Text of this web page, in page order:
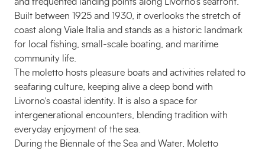
Built between 1925 and 1930, it overlooks the stretch of
coast along Viale Italia and stands as a historic landmark
for local fishing, small-scale boating, and maritime
community life.
The moletto hosts pleasure boats and activities related to
seafaring culture, keeping alive a deep bond with
Livorno’s coastal identity. It is also a space for
intergenerational encounters, blending tradition with
everyday enjoyment of the sea.
During the Biennale of the Sea and Water, Moletto